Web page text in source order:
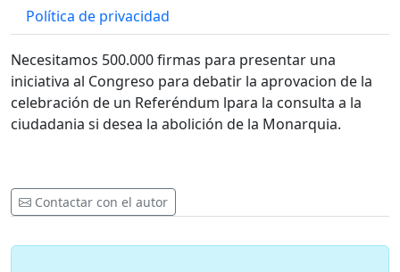
Política de privacidad
Necesitamos 500.000 firmas para presentar una
iniciativa al Congreso para debatir la aprovacion de la
celebración de un Referéndum lpara la consulta a la
ciudadania si desea la abolición de la Monarquia.
Contactar con el autor